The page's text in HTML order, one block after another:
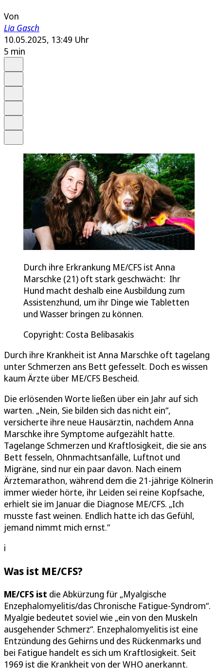
Von
Lia Gasch
10.05.2025, 13:49 Uhr
5 min
Durch ihre Erkrankung ME/CFS ist Anna
Marschke (21) oft stark geschwächt: Ihr
Hund macht deshalb eine Ausbildung zum
Assistenzhund, um ihr Dinge wie Tabletten
und Wasser bringen zu können.
Copyright: Costa Belibasakis
Durch ihre Krankheit ist Anna Marschke oft tagelang
unter Schmerzen ans Bett gefesselt. Doch es wissen
kaum Ärzte über ME/CFS Bescheid.
Die erlösenden Worte ließen über ein Jahr auf sich
warten. „Nein, Sie bilden sich das nicht ein“,
versicherte ihre neue Hausärztin, nachdem Anna
Marschke ihre Symptome aufgezählt hatte.
Tagelange Schmerzen und Kraftlosigkeit, die sie ans
Bett fesseln, Ohnmachtsanfälle, Luftnot und
Migräne, sind nur ein paar davon. Nach einem
Ärztemarathon, während dem die 21-jährige Kölnerin
immer wieder hörte, ihr Leiden sei reine Kopfsache,
erhielt sie im Januar die Diagnose ME/CFS. „Ich
musste fast weinen. Endlich hatte ich das Gefühl,
jemand nimmt mich ernst.“
i
Was ist ME/CFS?
ME/CFS ist die Abkürzung für „Myalgische
Enzephalomyelitis/das Chronische Fatigue-Syndrom“.
Myalgie bedeutet soviel wie „ein von den Muskeln
ausgehender Schmerz“. Enzephalomyelitis ist eine
Entzündung des Gehirns und des Rückenmarks und
bei Fatigue handelt es sich um Kraftlosigkeit. Seit
1969 ist die Krankheit von der WHO anerkannt.